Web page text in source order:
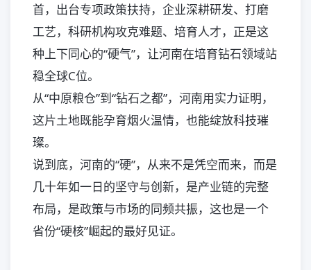
首，出台专项政策扶持，企业深耕研发、打磨
工艺，科研机构攻克难题、培育人才，正是这
种上下同心的“硬气”，让河南在培育钻石领域站
稳全球C位。
从“中原粮仓”到“钻石之都”，河南用实力证明，
这片土地既能孕育烟火温情，也能绽放科技璀
璨。
说到底，河南的“硬”，从来不是凭空而来，而是
几十年如一日的坚守与创新，是产业链的完整
布局，是政策与市场的同频共振，这也是一个
省份“硬核”崛起的最好见证。